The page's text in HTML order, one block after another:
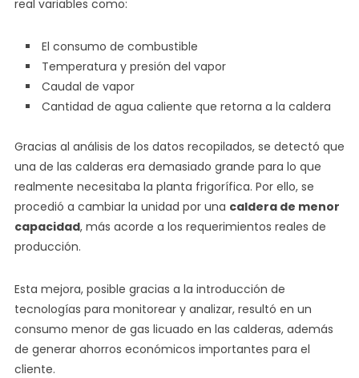
real variables como:
El consumo de combustible
Temperatura y presión del vapor
Caudal de vapor
Cantidad de agua caliente que retorna a la caldera
Gracias al análisis de los datos recopilados, se detectó que
una de las calderas era demasiado grande para lo que
realmente necesitaba la planta frigorífica. Por ello, se
procedió a cambiar la unidad por una caldera de menor
capacidad, más acorde a los requerimientos reales de
producción.
Esta mejora, posible gracias a la introducción de
tecnologías para monitorear y analizar, resultó en un
consumo menor de gas licuado en las calderas, además
de generar ahorros económicos importantes para el
cliente.